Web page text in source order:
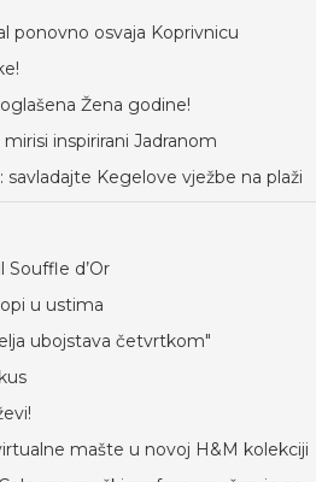
ponovno osvaja Koprivnicu
Žena godine!
inspirirani Jadranom
savladajte Kegelove vježbe na plaži
Souffle d’Or
u ustima
ubojstava četvrtkom"
mašte u novoj H&M kolekciji